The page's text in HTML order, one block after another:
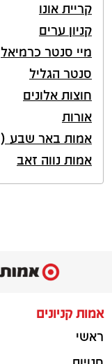
קריית אונו
קניון ערים
מיי סנטר כרמיאל
סנטר הגליל
חוצות אלונים
אורות
אמות באר שבע (B7)
אמות נווה זאב
אמות קניונים
ראשי